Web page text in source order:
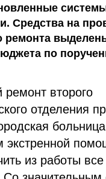
Средства на
ремонта
по
ремонт второго
отделения
экстренной
из работы